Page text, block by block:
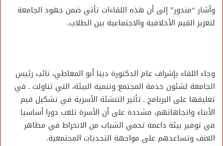
وأشار “مندور” إلى أن هذه اللقاءات تأتي ضمن جهود الجامعة
لتعزيز القيم الأخلاقية والاجتماعية بين الطلاب.
وجاء اللقاء بإشراف عام الدكتورة دينا أبو المعاطي، نائب رئيس
الجامعة لشئون خدمة المجتمع وتنمية البيئة، التي تناولت ـ في
تعليقها على البرنامج ـ تأثير التنشئة الأسرية في تشكيل قيم
الأبناء واتجاهاتهم، مشددة على أن الأسرة تلعب دورا أساسيا
في توفير بيئة داعمة تحمي الشباب من الانخراط في مظاهر
العنف وتساعدهم على مواجهة التحديات المجتمعية.